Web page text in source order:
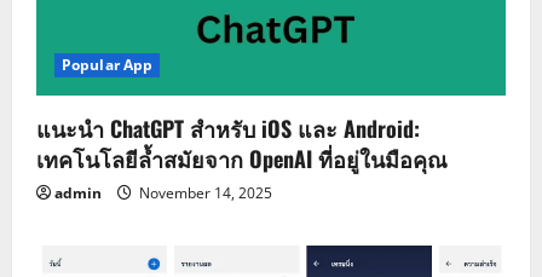
Popular App
แนะนำ ChatGPT สำหรับ iOS และ Android:
เทคโนโลยีล้ำสมัยจาก OpenAI ที่อยู่ในมือคุณ
admin November 14, 2025